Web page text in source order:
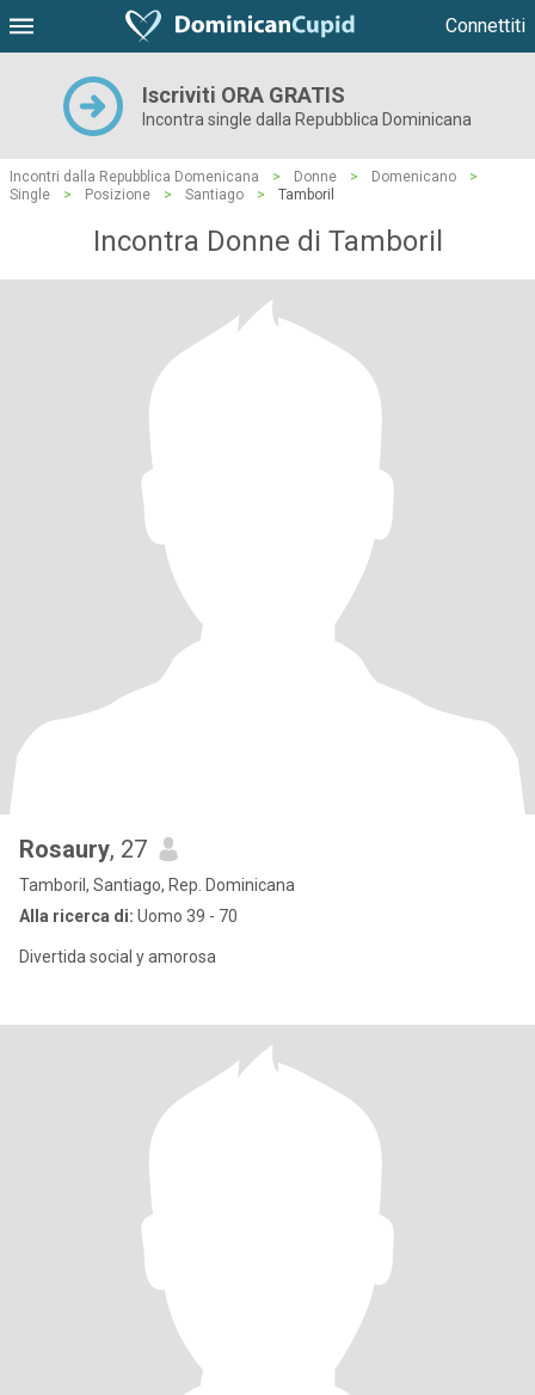
Connettiti
Iscriviti ORA GRATIS
Incontra single dalla Repubblica Dominicana
Incontri dalla Repubblica Domenicana > Donne > Domenicano
>
Single
> Posizione > Santiago > Tamboril
Incontra Donne di Tamboril
Rosaury, 27
Tamboril, Santiago, Rep. Dominicana
Alla ricerca di: Uomo 39 - 70
Divertida social y amorosa